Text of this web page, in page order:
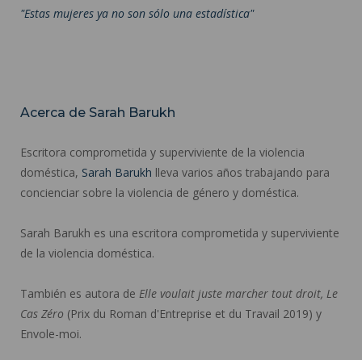
"Estas mujeres ya no son sólo una estadística"
Acerca de Sarah Barukh
Escritora comprometida y superviviente de la violencia
doméstica, Sarah Barukh lleva varios años trabajando para
concienciar sobre la violencia de género y doméstica.
Sarah Barukh es una escritora comprometida y superviviente
de la violencia doméstica.
También es autora de Elle voulait juste marcher tout droit, Le
Cas Zéro (Prix du Roman d'Entreprise et du Travail 2019) y
Envole-moi.